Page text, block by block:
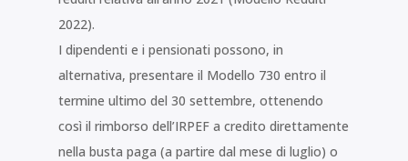
2022).
I dipendenti e i pensionati possono, in
alternativa, presentare il Modello 730 entro il
termine ultimo del 30 settembre, ottenendo
così il rimborso dell’IRPEF a credito direttamente
nella busta paga (a partire dal mese di luglio) o